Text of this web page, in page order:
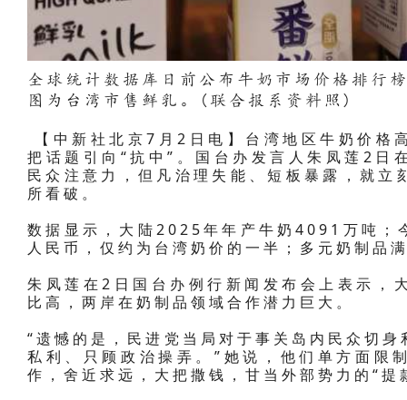
全球统计数据库日前公布牛奶市场价格排行
图为台湾市售鲜乳。(联合报系资料照)
【中新社北京7月2日电】台湾地区牛奶价格
把话题引向“抗中”。国台办发言人朱凤莲2日
民众注意力，但凡治理失能、短板暴露，就
所看破。
数据显示，大陆2025年年产牛奶4091万吨
人民币，仅约为台湾奶价的一半；多元奶制品
朱凤莲在2日国台办例行新闻发布会上表示，
比高，两岸在奶制品领域合作潜力巨大。
“遗憾的是，民进党当局对于事关岛内民众切
私利、只顾政治操弄。”她说，他们单方面限
作，舍近求远，大把撒钱，甘当外部势力的“提